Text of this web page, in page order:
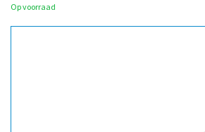
Op voorraad